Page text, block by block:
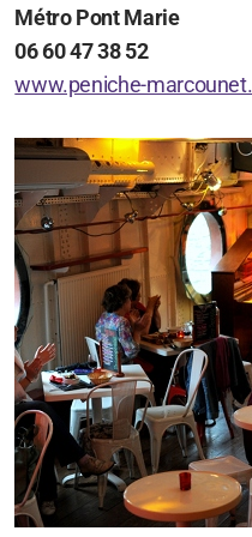
Métro Pont Marie
06 60 47 38 52
www.peniche-